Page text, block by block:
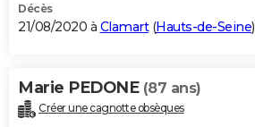
Décès
21/08/2020 à Clamart(Hauts-de-Seine)
Marie PEDONE (87 ans)
Créer une cagnotte obsèques